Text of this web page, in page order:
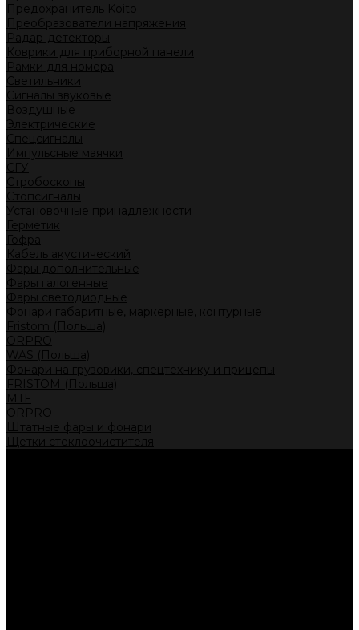
Предохранитель Koito
Преобразователи напряжения
Радар-детекторы
Коврики для приборной панели
Рамки для номера
Светильники
Сигналы звуковые
Воздушные
Электрические
Спецсигналы
Импульсные маячки
СГУ
Стробоскопы
Стопсигналы
Установочные принадлежности
Герметик
Гофра
Кабель акустический
Фары дополнительные
Фары галогенные
Фары светодиодные
Фонари габаритные, маркерные, контурные
Fristom (Польша)
ORPRO
WAS (Польша)
Фонари на грузовики, спецтехнику и прицепы
FRISTOM (Польша)
MTF
ORPRO
Штатные фары и фонари
Щетки стеклоочистителя